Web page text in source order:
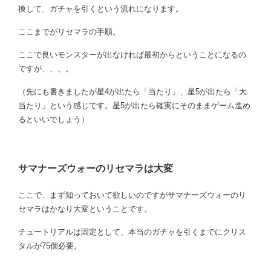
換して、ガチャを引くという流れになります。
ここまでがリセマラの手順。
ここで良いモンスターが出なければ最初からということになるの
ですが、、、。
（先にも書きましたが星4が出たら「当たり」、星5が出たら「大
当たり」という感じです。星5が出たら確実にそのままゲーム進め
るといいでしょう）
サマナーズウォーのリセマラは大変
ここで、まず知っておいて欲しいのですがサマナーズウォーのリ
セマラはかなり大変ということです。
チュートリアルは固定として、本当のガチャを引くまでにクリス
タルが75個必要。